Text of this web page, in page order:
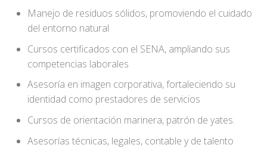
Manejo de residuos sólidos, promoviendo el cuidado
del entorno natural
Cursos certificados con el SENA, ampliando sus
competencias laborales
Asesoría en imagen corporativa, fortaleciendo su
identidad como prestadores de servicios
Cursos de orientación marinera, patrón de yates.
Asesorías técnicas, legales, contable y de talento